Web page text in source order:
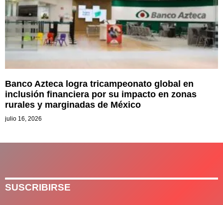
Banco Azteca logra tricampeonato global en
inclusión financiera por su impacto en zonas
rurales y marginadas de México
julio 16, 2026
SUSCRIBIRSE